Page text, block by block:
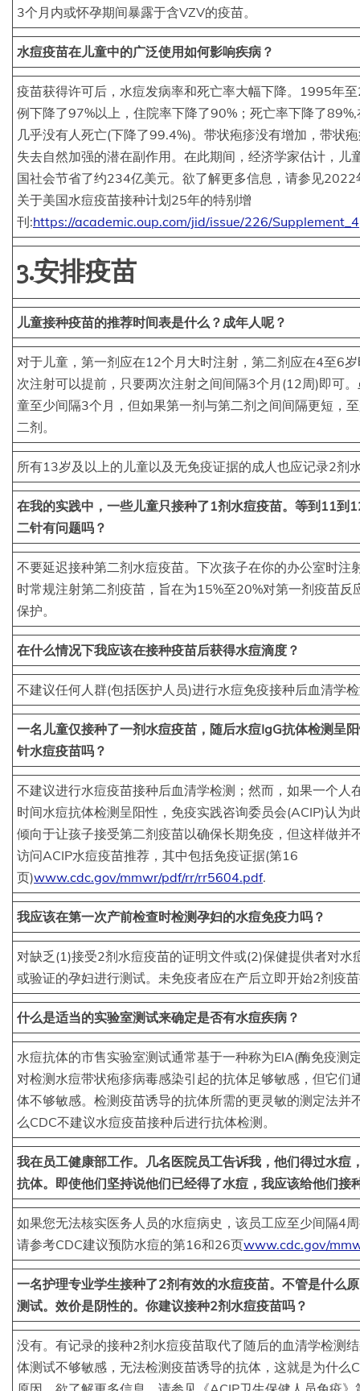
3个月内或怀孕期间暴露于含VZV的疫苗。
水痘疫苗在儿童中的广泛使用如何影响疾病？
疫苗获得许可后，水痘发病率和死亡率大幅下降。1995年
例下降了97%以上，住院率下降了90%；死亡率下降了
几乎没有人死亡(下降了99.4%)。带状疱疹没有增加，带状
失去自然加强的潜在副作用。在此期间，经济学家估计，儿
国社会节省了约234亿美元。欲了解更多信息，请参见
关于美国水痘疫苗接种计划25年的特别增
刊:https://academic.oup.com/jid/issue/226/Supplement_4
3.安排疫苗
儿童接种疫苗的推荐时间表是什么？成年人呢？
对于儿童，第一剂应在12个月大时注射，第二剂应在4至6
次注射可以提前，只要两次注射之间间隔3个月(12周)即可
童至少间隔3个月，但如果第一剂与第二剂之间间隔更短，
二剂。
所有13岁及以上的儿童以及无免疫证据的成人也应记录2剂
在我的实践中，一些儿童只接种了1剂水痘疫苗。等到11到
二针有问题吗？
不要延迟接种第二剂水痘疫苗。下次孩子在你的办公室时注
时常规注射第二剂疫苗，旨在为15%至20%对第一剂疫苗反
保护。
在什么情况下我应该在接种疫苗后获得水痘滴度？
不建议任何人群(包括医护人员)进行水痘免疫接种后血清学
一名儿童仅接种了一剂水痘疫苗，随后水痘IgG抗体检测呈
针水痘疫苗吗？
不建议进行水痘疫苗接种后血清学检测；然而，如果一个人
时间水痘抗体检测呈阳性，免疫实践咨询委员会(ACIP)认为
倾向于让孩子接受第二剂疫苗以确保长期免疫，但这样做并
访问ACIP水痘疫苗推荐，其中包括免疫证据(第16
页)www.cdc.gov/mmwr/pdf/rr/rr5604.pdf.
我应该在第一次产前检查时检测孕妇的水痘免疫力吗？
对缺乏(1)接受2剂水痘疫苗的证明文件或(2)保健提供者对水
或验证的孕妇进行测试。未免疫者应在产后立即开始2剂疫
什么是适当的实验室测试来确定是否有水痘疾病？
水痘抗体的市售实验室测试通常基于一种称为EIA(酶免疫测
对检测水痘带状疱疹病毒感染引起的抗体足够敏感，但它们
体不够敏感。检测疫苗诱导的抗体所需的更灵敏的测定法并
么CDC不建议水痘疫苗接种后进行抗体检测。
我在员工健康部工作。几名医院员工告诉我，他们得过水痘
抗体。即使他们坚持说他们已经得了水痘，我应该给他们接
如果您无法核实医务人员的水痘病史，该员工应至少间隔4
请参考CDC建议预防水痘的第16和26页www.cdc.gov/
一名护理专业学生接种了2剂有效的水痘疫苗。不管是什么
测试。效价是阴性的。你建议接种2剂水痘疫苗吗？
没有。有记录的接种2剂水痘疫苗取代了随后的血清学检测
体测试不够敏感，无法检测疫苗诱导的抗体，这就是为什么